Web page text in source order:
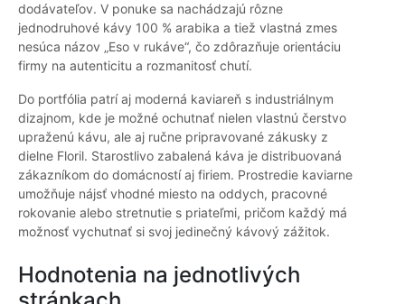
dodávateľov. V ponuke sa nachádzajú rôzne
jednodruhové kávy 100 % arabika a tiež vlastná zmes
nesúca názov „Eso v rukáve“, čo zdôrazňuje orientáciu
firmy na autenticitu a rozmanitosť chutí.
Do portfólia patrí aj moderná kaviareň s industriálnym
dizajnom, kde je možné ochutnať nielen vlastnú čerstvo
upraženú kávu, ale aj ručne pripravované zákusky z
dielne Floril. Starostlivo zabalená káva je distribuovaná
zákazníkom do domácností aj firiem. Prostredie kaviarne
umožňuje nájsť vhodné miesto na oddych, pracovné
rokovanie alebo stretnutie s priateľmi, pričom každý má
možnosť vychutnať si svoj jedinečný kávový zážitok.
Hodnotenia na jednotlivých